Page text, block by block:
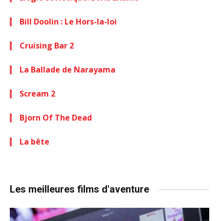
Bill Doolin : Le Hors-la-loi
Cruising Bar 2
La Ballade de Narayama
Scream 2
Bjorn Of The Dead
La bête
Les meilleures films d'aventure